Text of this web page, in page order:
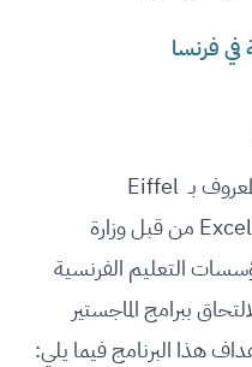
فرنسا
تمّ إنشاء برنامج منح إيفل للتميّز المعروف بـ Eiffel
Excellence Scholarship Program من قبل وزارة
التعليم الفرنسية
ببرامج الماجستير
هذا البرنامج فيما يلي: